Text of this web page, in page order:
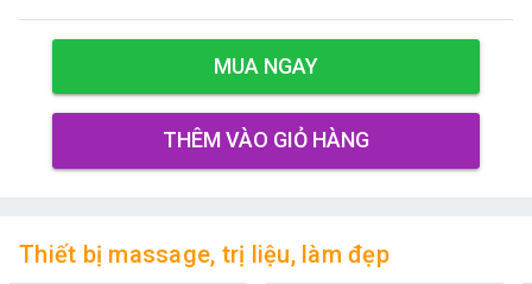
MUA NGAY
THÊM VÀO GIỎ HÀNG
Thiết bị massage, trị liệu, làm đẹp